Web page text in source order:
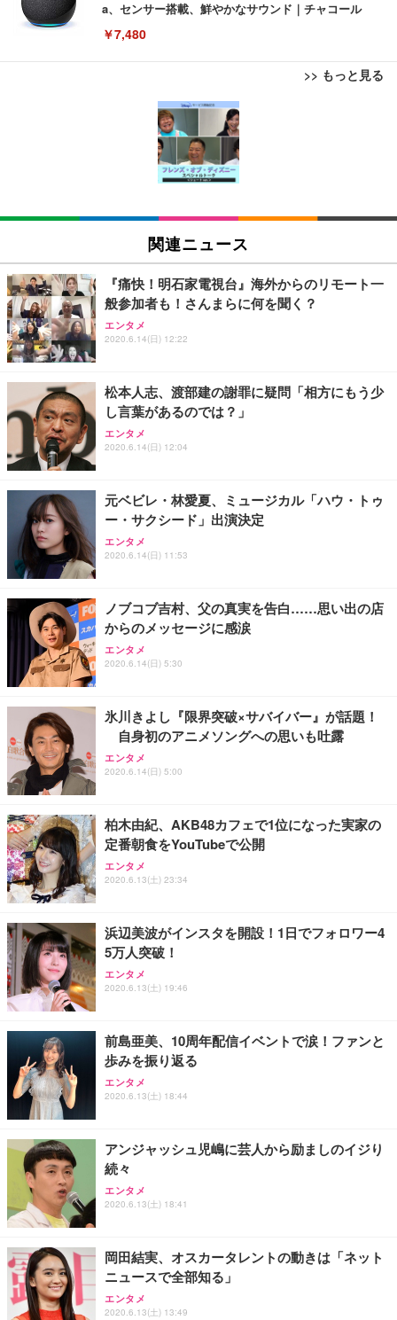
a、センサー搭載、鮮やかなサウンド｜チャコール
￥7,480
>> もっと見る
[EdoErgo] オフィスチェア 椅子 テレワーク 疲れな
い 跳ね上げ式アームレスト コンパクト 約105度ロッ
キング pc 事務椅子 360度回転 座面昇降 強化ナイロ
ン樹脂ベース 通気性メッシュ 在宅ワーク H-WY01
(黒網+黒枠+黒足)
SIHOO B100 オフィスチェア／デスクチェア メッシ
ュチェア 人間工学 疲れない ブラック
￥27,999
Sezlife オフィスチェア デスクチェア 疲れない テレ
ワーク チェア 強化バックレスト 30度ロッキング機
能 人間工学 椅子 腰サポート 90度跳ね上げ式アーム
ョン PCチェア 通気性メッシュ ゲーミング/勉強/事
務用 おしゃれ パソコンチェア (ブラック)
Sezlife オフィスチェア デスクチェア 疲れない テレ
ワーク チェア 強化バックレスト 30度ロッキング機
能 人間工学 椅子 腰サポート 90度跳ね上げ式アーム
務用 おしゃれ パソコンチェア (ホワイト)
ANDWINT オフィスチェア デスクチェア 肘なし メ
ッシュ 通気性 ランバーサポート付き 腰サポート ガ
ス圧無段階昇降 360度回転 キャスター付き コンパク
EIZO ビジネス向けプレミアムモニター | FlexScan
EV3240X-WT | 31.5型4K UHD・USB Type-C・ホワ
￥105,595
EIZO ビジネス向けプレミアムモニター | FlexScan
【純正品】27"ゲーミングモニター DualSense 充電
フック付き（CFI-ZDM1J）
【整備済み品】Dell E2724HS 27インチ 液晶モニタ
ー フルHD（1920×1080）VA 非光沢 HDMI/DisplayP
ort/VGA スピーカー内蔵 高さ調整 スイベル VESA対
【MiniLED/24.5inch/280Hz/FHD】GRAPHT THE S
HOOTER Gaming Monitor 24” Essential ゲーミン
グモニター QD 24.5インチ 1ms FHD 量子ドット 残
Amazonベーシック ペットシーツ 薄型 レギュラー 1
回使い捨て 無香料 ホワイト 300枚
Amazonベーシック ペットシーツ 厚型 ワイド 42枚
x2袋(84枚) ホワイト(吸収面:ライトブルー)
￥3,234
ネオ・ルーライフ ネオ・オムツ L 中型犬用 26枚入
り 単品
Smart Basic(スマートベーシック) 【Amazon.co.jp
限定】 Smart Basic アイリスオーヤマ ペットシーツ
超厚型 お徳用 ワイド 100枚入 (x 1) (ケース販売)
アイリスオーヤマ ペットシーツ 超厚型 お徳用 レギ
ュラー 200枚入【Amazon.co.jp限定】
関連ニュース
『痛快！明石家電視台』海外からのリモート一
般参加者も！さんまらに何を聞く？
エンタメ
2020.6.14(日) 12:22
松本人志、渡部建の謝罪に疑問「相方にもう少
し言葉があるのでは？」
エンタメ
2020.6.14(日) 12:04
元ベビレ・林愛夏、ミュージカル「ハウ・トゥ
ー・サクシード」出演決定
エンタメ
2020.6.14(日) 11:53
ノブコブ吉村、父の真実を告白……思い出の店
からのメッセージに感涙
エンタメ
2020.6.14(日) 5:30
氷川きよし『限界突破×サバイバー』が話題！
自身初のアニメソングへの思いも吐露
エンタメ
2020.6.14(日) 5:00
柏木由紀、AKB48カフェで1位になった実家の
定番朝食をYouTubeで公開
エンタメ
2020.6.13(土) 23:34
浜辺美波がインスタを開設！1日でフォロワー4
5万人突破！
エンタメ
2020.6.13(土) 19:46
前島亜美、10周年配信イベントで涙！ファンと
歩みを振り返る
エンタメ
2020.6.13(土) 18:44
アンジャッシュ児嶋に芸人から励ましのイジり
続々
エンタメ
2020.6.13(土) 18:41
岡田結実、オスカータレントの動きは「ネット
ニュースで全部知る」
エンタメ
2020.6.13(土) 13:49